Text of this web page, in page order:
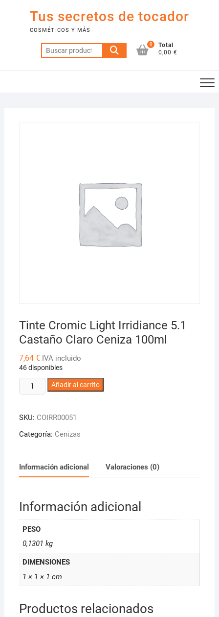
contenido
Tus secretos de tocador
COSMÉTICOS Y MÁS
Buscar
por:
0
Total
0,00 €
Tinte Cromic Light Irridiance 5.1
Castaño Claro Ceniza 100ml
7,64 € IVA incluido
46 disponibles
Tinte
Cromic
Irridiance
5.1
Ceniza
100ml
Añadir al carrito
SKU: COIRR00051
Categoría: Cenizas
Información adicional Valoraciones (0)
Información adicional
PESO
0,1301 kg
DIMENSIONES
1 × 1 × 1 cm
Productos relacionados